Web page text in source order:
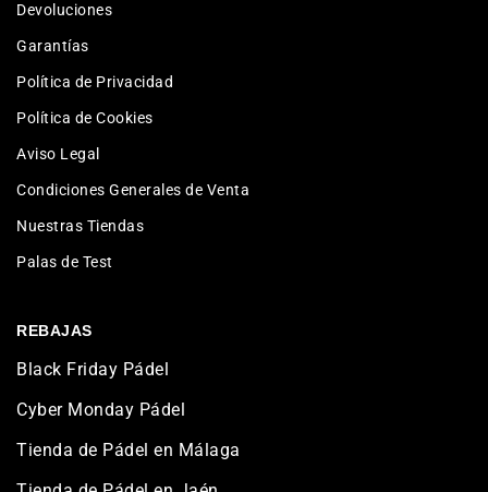
Devoluciones
Garantías
Política de Privacidad
Política de Cookies
Aviso Legal
Condiciones Generales de Venta
Nuestras Tiendas
Palas de Test
REBAJAS
Black Friday Pádel
Cyber Monday Pádel
Tienda de Pádel en Málaga